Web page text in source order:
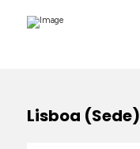
Lisboa (Sede)